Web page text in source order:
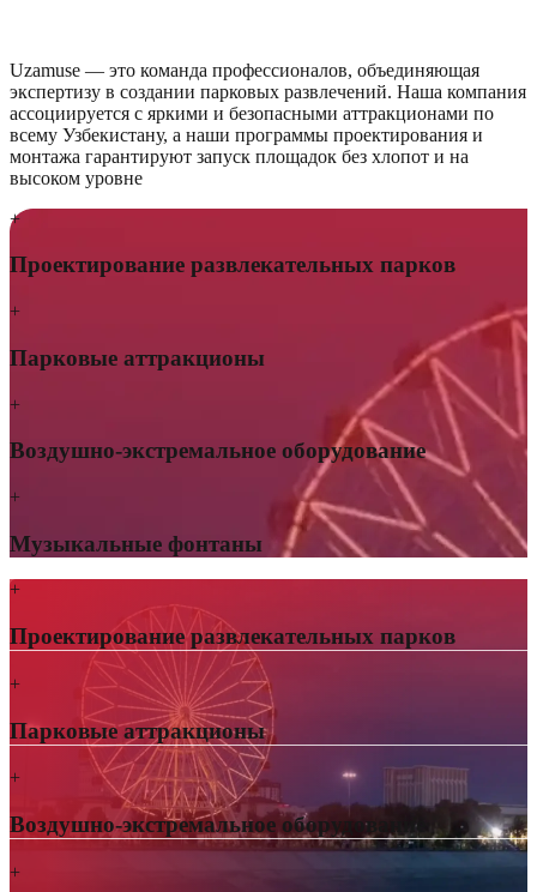
Uzamuse — это команда профессионалов, объединяющая
экспертизу в создании парковых развлечений. Наша компания
ассоциируется с яркими и безопасными аттракционами по
всему Узбекистану, а наши программы проектирования и
монтажа гарантируют запуск площадок без хлопот и на
высоком уровне
+
Проектирование развлекательных парков
+
Парковые аттракционы
+
Воздушно-экстремальное оборудование
+
Музыкальные фонтаны
+
Проектирование развлекательных парков
+
Парковые аттракционы
+
Воздушно-экстремальное оборудование
+